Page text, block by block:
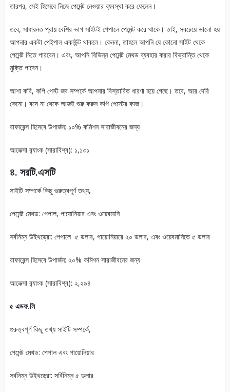
তারপর, সেই হিসেবে নিজে পেমেন্ট নেওয়ার ব্যবস্থা করে ফেলেন।
তবে, সাধারনত প্রায় বেশির ভাগ সাইটই পেপালে পেমেন্ট করে থাকে। তাই, সবচেয়ে ভালো হয়
আপনার একটা পেইপাল একাউন্ট থাকলে। কেননা, তাহলে আপনি যে কোনো সাইট থেকে
পেমেন্ট নিতে পারবেন। এবং, আপনি বিভিন্ন পেমেন্ট মেথড ব্যবহার করার বিভ্রান্তি থেকে
মুক্তি পাবেন।
আশা করি, কপি পেস্ট জব সম্পর্কে আপনার বিস্তারিত ধারণা হয়ে গেছে। তবে, আর দেরি
কেনো। বসে না থেকে আজই শুরু করুন কপি পেস্টের কাজ।
রাফারেন্স হিসেবে উপার্জন: ১০% কমিশন সারাজীবনের জন্য
আলেক্সা র‍্যাংক (সারাবিশ্ব): ১,১৩১
৪. সরটি.এসটি
সাইটি সম্পর্কে কিছু গুরুত্বপূর্ণ তথ্য,
পেমেন্ট মেথড: পেপাল, পায়োনিয়ার এবং ওয়েবমানি
সর্বনিম্ন উইথড্রো: পেপালে ৫ ডলার, পায়োনিয়ারে ২০ ডলার, এবং ওয়েবমানিতে ৫ ডলার
রাফারেন্স হিসেবে উপার্জন: ২০% কমিশন সারাজীবনের জন্য
আলেক্সা র‍্যাংক (সারাবিশ্ব): ২,২৯৪
৫ এডফ.লি
গুরুত্বপূর্ণ কিছু তথ্য সাইটি সম্পর্কে,
পেমেন্ট মেথড: পেপাল এবং পায়োনিয়ার
সর্বনিম্ন উইথড্রো: সর্বিনিম্ন ৫ ডলার